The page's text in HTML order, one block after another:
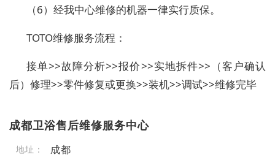
（6）经我中心维修的机器一律实行质保。
TOTO维修服务流程：
接单>>故障分析>>报价>>实地拆件>>（客户确认
后）修理>>零件修复或更换>>装机>>调试>>维修完毕
成都卫浴售后维修服务中心
地址： 成都